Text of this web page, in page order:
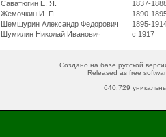
Саватюгин Е. Я.
1837-
Жемочкин И. П.
1890-
Шемшурин Александр Федорович
1895-
Шумилин Николай Иванович
с 1917
Создано на базе русской
Released as free
640,729